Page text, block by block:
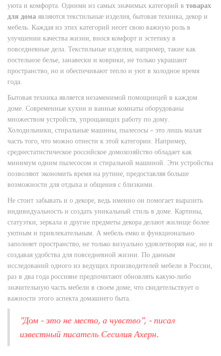
уюта и комфорта. Одними из самых значимых категорий в товарах
для дома являются текстильные изделия, бытовая техника, декор и
мебель. Каждая из этих категорий несет свою важную роль в
улучшении качества жизни, внося комфорт и эстетику в
повседневные дела. Текстильные изделия, например, такие как
постельное белье, занавески и коврики, не только украшают
пространство, но и обеспечивают тепло и уют в холодное время
года.
Бытовая техника является незаменимой помощницей в каждом
доме. Современные кухни и ванные комнаты оборудованы
множеством устройств, упрощающих работу по дому.
Холодильники, стиральные машины, пылесосы – это лишь малая
часть того, что можно отнести к этой категории. Например,
среднестатистическое российское домохозяйство обладает как
минимум одним пылесосом и стиральной машиной. Эти устройства
позволяют экономить время на рутине, предоставляя больше
возможности для отдыха и общения с близкими.
Не стоит забывать и о декоре, ведь именно он помогает выразить
индивидуальность и создать уникальный стиль в доме. Картины,
статуэтки, зеркала и другие предметы декора делают жилище более
уютным и привлекательным. А мебель емко и функционально
заполняет пространство, не только визуально удовлетворяя нас, но и
создавая удобства для повседневной жизни. По данным
исследований одного из ведущих производителей мебели в России,
раз в два года россияне предпочитают обновлять какую-либо
значительную часть мебели в своем доме, что свидетельствует о
важности этого аспекта домашнего быта.
"Дом - это не место, а чувство", - писал
известный писатель Сесилия Ахерн.